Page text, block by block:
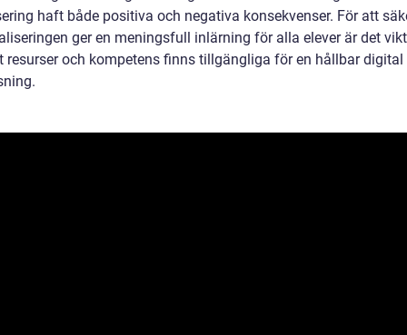
haft både positiva och negativa konsekvenser. För att
ger en meningsfull inlärning för alla elever är det
resurser och kompetens finns tillgängliga för en hållbar digital